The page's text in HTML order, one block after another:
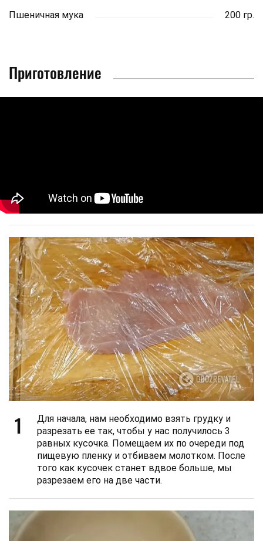
Пшеничная мука
200 гр.
Приготовление
1
Для начала, нам необходимо взять грудку и
разрезать ее так, чтобы у нас получилось 3
равных кусочка. Помещаем их по очереди под
пищевую пленку и отбиваем молотком. После
того как кусочек станет вдвое больше, мы
разрезаем его на две части.